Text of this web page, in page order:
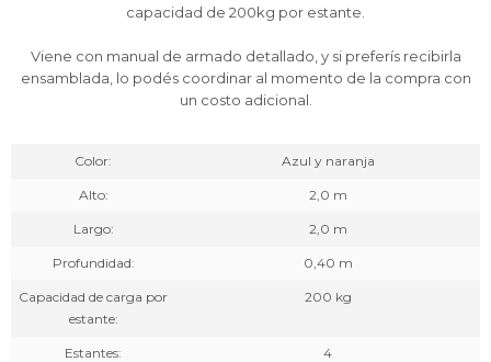
capacidad de 200kg por estante.
Viene con manual de armado detallado, y si preferís recibirla
ensamblada, lo podés coordinar al momento de la compra con
un costo adicional.
Color Azul y naranja
Alto 2,0 m
Largo 2,0 m
Profundidad 0,40 m
Capacidad de carga por
estante
200 kg
Estantes 4